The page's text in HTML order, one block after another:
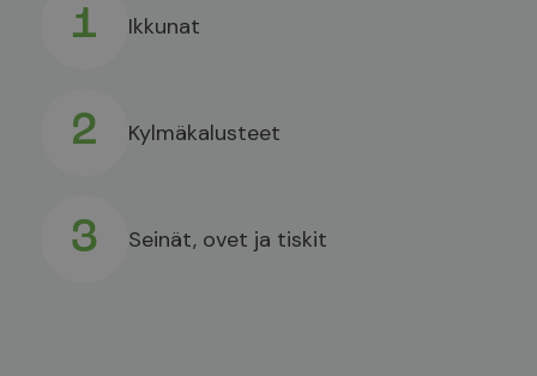
1 Ikkunat
2 Kylmäkalusteet
3 Seinät, ovet ja tiskit